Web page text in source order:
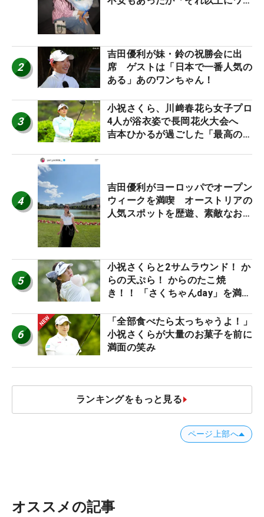
2
吉田優利が妹・鈴の祝勝会に出
席 ゲストは「日本で一番人気の
ある」あのワンちゃん！
3
小祝さくら、川﨑春花ら女子プロ
4人が浴衣姿で長岡花火大会へ
吉本ひかるが過ごした「最高の夏
4
吉田優利がヨーロッパでオープン
ウィークを満喫 オーストリアの
人気スポットを歴遊、素敵なお土
5
小祝さくらと2サムラウンド！ か
らの天ぷら！ からのたこ焼
き！！ 「さくちゃんday」を満喫
6
「全部食べたら太っちゃうよ！」
小祝さくらが大量のお菓子を前に
満面の笑み
ランキングをもっと見る
ページ上部へ
オススメの記事